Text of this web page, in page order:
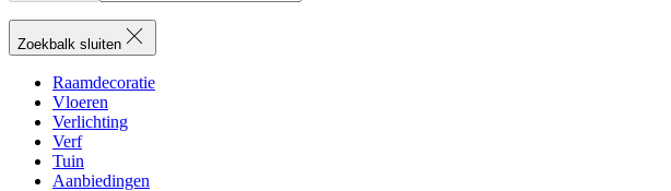
Zoekbalk sluiten
Raamdecoratie
Vloeren
Verlichting
Verf
Tuin
Aanbiedingen